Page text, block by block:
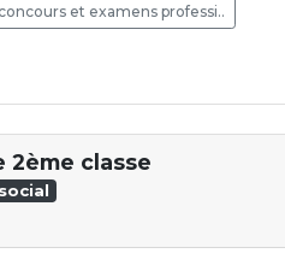
et examens professi..
2ème classe